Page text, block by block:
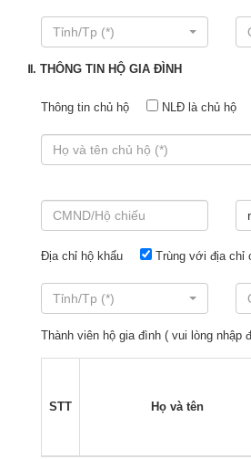
Tỉnh/Tp (*)
Ⅱ. THÔNG TIN HỘ GIA ĐÌNH
Thông tin chủ hộ NLĐ là chủ hộ
Địa chỉ hộ khẩu Trùng với địa chỉ
Tỉnh/Tp (*)
Thành viên hộ gia đình ( vui lòng nhập
STT Họ và tên